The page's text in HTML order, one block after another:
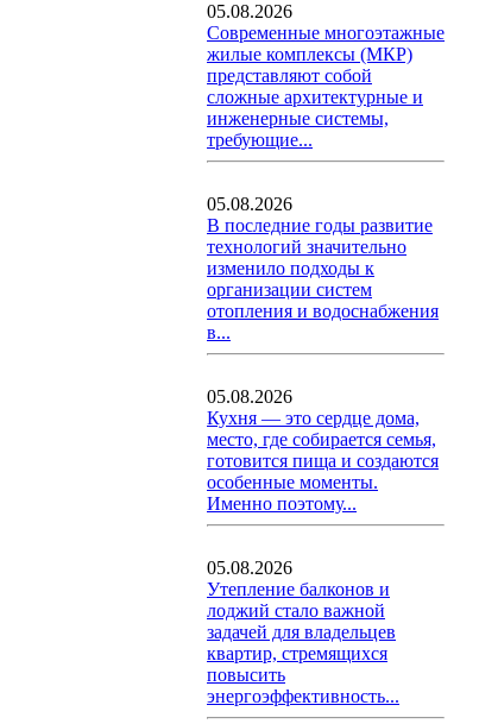
05.08.2026
Современные многоэтажные
жилые комплексы (МКР)
представляют собой
сложные архитектурные и
инженерные системы,
требующие...
05.08.2026
В последние годы развитие
технологий значительно
изменило подходы к
организации систем
отопления и водоснабжения
в...
05.08.2026
Кухня — это сердце дома,
место, где собирается семья,
готовится пища и создаются
особенные моменты.
Именно поэтому...
05.08.2026
Утепление балконов и
лоджий стало важной
задачей для владельцев
квартир, стремящихся
повысить
энергоэффективность...